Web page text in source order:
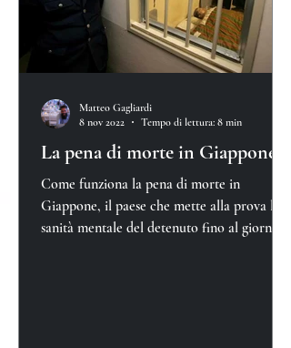
La pena di morte in Giappone
Come funziona la pena di morte in
Giappone, il paese che mette alla prova la
sanità mentale del detenuto fino al giorno
Matteo Gagliardi
8 nov 2022
Tempo di lettura: 8 min